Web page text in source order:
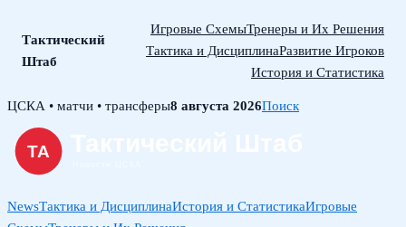
Тактический
Штаб
Игровые СхемыТренеры и Их Решения
Тактика и ДисциплинаРазвитие Игроков
История и Статистика
Skip
content
ЦСКА • матчи • трансферы8 августа 2026Поиск
NewsТактика и ДисциплинаИстория и СтатистикаИгровые